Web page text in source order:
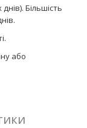
Більшість
або